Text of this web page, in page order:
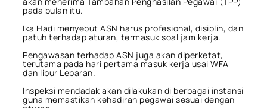
pada bulan itu.
Ika Hadi menyebut ASN harus profesional, disiplin, dan
patuh terhadap aturan, termasuk soal jam kerja.
Pengawasan terhadap ASN juga akan diperketat,
terutama pada hari pertama masuk kerja usai WFA
dan libur Lebaran.
Inspeksi mendadak akan dilakukan di berbagai instansi
guna memastikan kehadiran pegawai sesuai dengan